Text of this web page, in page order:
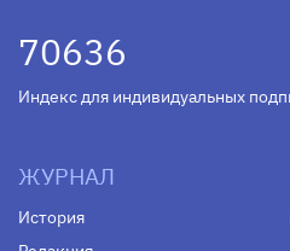
70636
Индекс для индивидуальных
ЖУРНАЛ
История